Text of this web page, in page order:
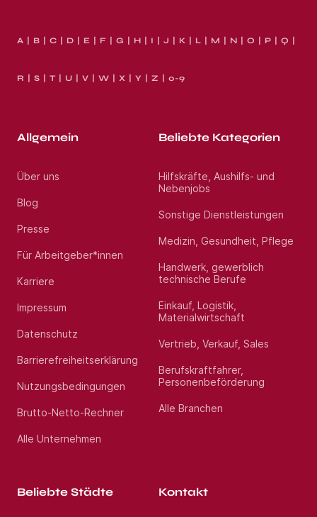
A B C D E F G H I J K L M N O P Q
R S T U V W X Y Z 0-9
Allgemein
Über uns
Blog
Presse
Für Arbeitgeber*innen
Karriere
Impressum
Datenschutz
Barrierefreiheitserklärung
Nutzungsbedingungen
Brutto-Netto-Rechner
Alle Unternehmen
Beliebte Kategorien
Hilfskräfte, Aushilfs- und
Nebenjobs
Sonstige Dienstleistungen
Medizin, Gesundheit, Pflege
Handwerk, gewerblich
technische Berufe
Einkauf, Logistik,
Materialwirtschaft
Vertrieb, Verkauf, Sales
Berufskraftfahrer,
Personenbeförderung
Alle Branchen
Beliebte Städte Kontakt